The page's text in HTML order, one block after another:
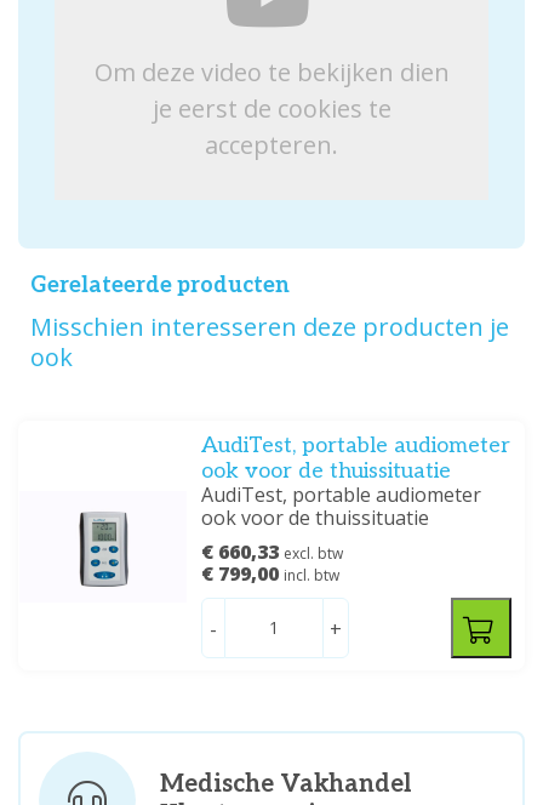
Om deze video te bekijken dien
je eerst de cookies te
accepteren.
Gerelateerde producten
Misschien interesseren deze producten je
ook
AudiTest, portable audiometer
ook voor de thuissituatie
AudiTest, portable audiometer
ook voor de thuissituatie
€ 660,33 excl. btw
€ 799,00 incl. btw
- +
Medische Vakhandel